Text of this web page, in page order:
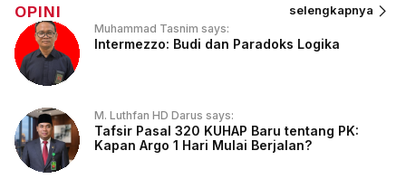
OPINI selengkapnya
Muhammad Tasnim says:
Intermezzo: Budi dan Paradoks Logika
M. Luthfan HD Darus says:
Tafsir Pasal 320 KUHAP Baru tentang PK:
Kapan Argo 1 Hari Mulai Berjalan?